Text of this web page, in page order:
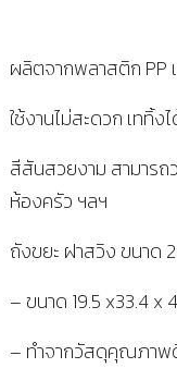
ผลิตจากพลาสติก PP
ใช้งานไม่สะดวก เททิ้
สีสันสวยงาม สามารถ
ห้องครัว ฯลฯ
ถังขยะ ฝาสวิง ขนาด
– ขนาด 19.5 x33.4 x
– ทำจากวัสดุคุณภาพ